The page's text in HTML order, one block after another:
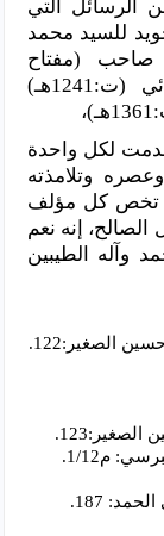
الرسائل التي
للسيد محمد
الحسيني (ت:1226هـ) صاحب (مفتاح
الكرامة)، ورسالة للشيخ أحمد الاحسائي (ت:1241هـ)
لكل واحدة
وتلامذته
تخص كل مؤلف
الصالح، إنه نعم
وآله الطيبين